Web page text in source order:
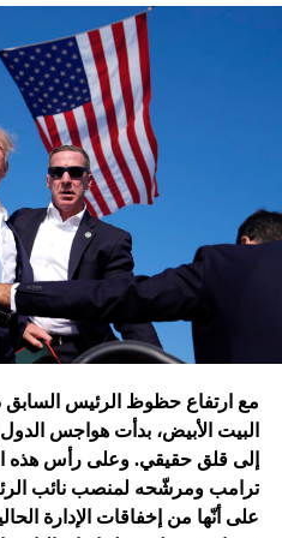
تقُم بمثله غارات التحالف
الإسرائيلية للمرّة الأولى
الجنوب في عدلون في قضاء
ترامب الذي أكّد
التي اندلعت في
يضغط على
في غزة
إدارة بايدن ونهاية منظومة..
فتح باباً كبيراً على تحوّلات جذرية
إسرائيل معها، أبرزها:
مع ارتفاع حظوظ الرئيس السابق
البيت الأبيض، بدأت هواجس
إلى قلق حقيقي. وعلى رأس هذه
ترامب ومرشّحه لمنصب نائب
على أنّها من إخفاقات الإدارة